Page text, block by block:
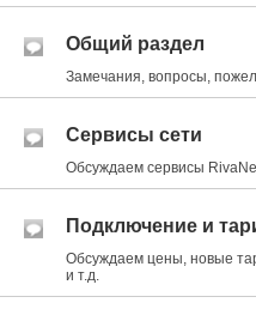
Общий раздел
Замечания, вопросы,
Сервисы сети
Обсуждаем сервисы
Подключение и
Обсуждаем цены, новые
и т.д.